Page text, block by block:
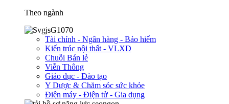
Theo ngành
Tài chính - Ngân hàng - Bảo hiểm
Kiến trúc nội thất - VLXD
Chuỗi Bán lẻ
Viễn Thông
Giáo dục - Đào tạo
Y Dược & Chăm sóc sức khỏe
Điện máy - Điện tử - Gia dụng